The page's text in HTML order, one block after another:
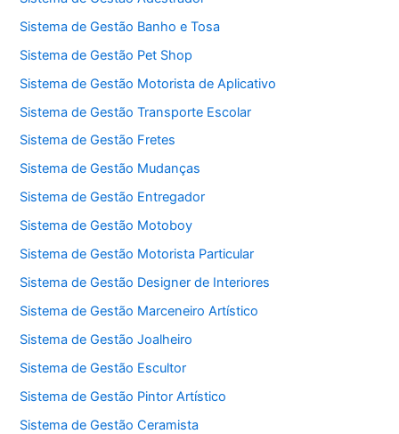
Sistema de Gestão Banho e Tosa
Sistema de Gestão Pet Shop
Sistema de Gestão Motorista de Aplicativo
Sistema de Gestão Transporte Escolar
Sistema de Gestão Fretes
Sistema de Gestão Mudanças
Sistema de Gestão Entregador
Sistema de Gestão Motoboy
Sistema de Gestão Motorista Particular
Sistema de Gestão Designer de Interiores
Sistema de Gestão Marceneiro Artístico
Sistema de Gestão Joalheiro
Sistema de Gestão Escultor
Sistema de Gestão Pintor Artístico
Sistema de Gestão Ceramista